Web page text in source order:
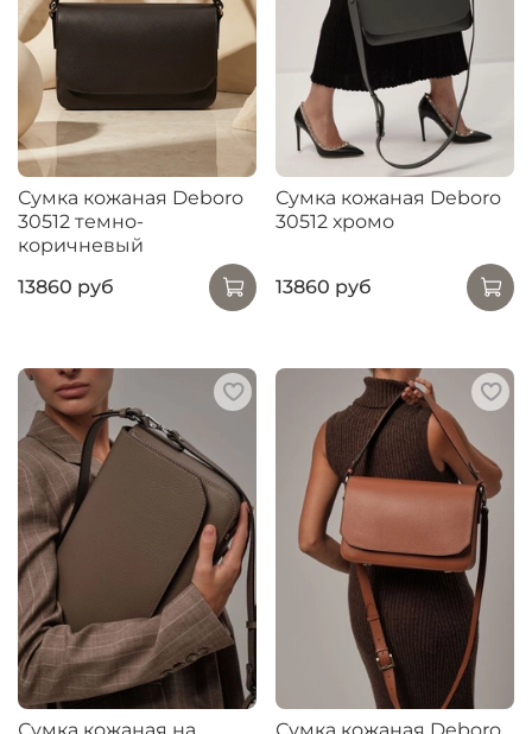
Сумка кожаная Deboro
30512 темно-
коричневый
13860 руб
Сумка кожаная Deboro
30512 хромо
13860 руб